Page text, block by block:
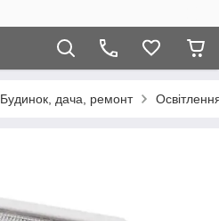
Будинок, дача, ремонт